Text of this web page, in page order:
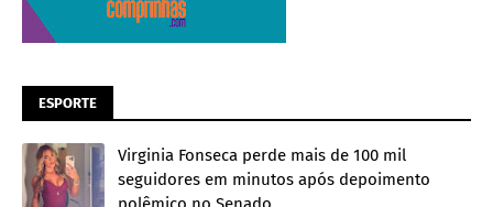
ESPORTE
Virginia Fonseca perde mais de 100 mil
seguidores em minutos após depoimento